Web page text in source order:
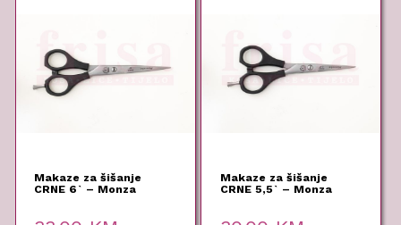
Makaze za šišanje
CRNE 6` – Monza
Makaze za šišanje
CRNE 5,5` – Monza